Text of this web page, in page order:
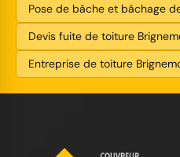
Pose de bâche et bâchage
Devis fuite de toiture
Entreprise de toiture